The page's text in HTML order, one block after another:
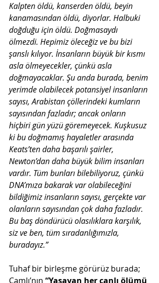
Kalpten öldü, kanserden öldü, beyin
kanamasından öldü, diyorlar. Halbuki
doğduğu için öldü. Doğmasaydı
ölmezdi. Hepimiz öleceğiz ve bu bizi
şanslı kılıyor. İnsanların büyük bir kısmı
asla ölmeyecekler, çünkü asla
doğmayacaklar. Şu anda burada, benim
yerimde olabilecek potansiyel insanların
sayısı, Arabistan çöllerindeki kumların
sayısından fazladır; ancak onların
hiçbiri gün yüzü göremeyecek. Kuşkusuz
ki bu doğmamış hayaletler arasında
Keats’ten daha başarılı şairler,
Newton’dan daha büyük bilim insanları
vardır. Tüm bunları bilebiliyoruz, çünkü
DNA’mıza bakarak var olabileceğini
bildiğimiz insanların sayısı, gerçekte var
olanların sayısından çok daha fazladır.
Bu baş döndürücü olasılıklara karşılık,
siz ve ben, tüm sıradanlığımızla,
buradayız.”
Tuhaf bir birleşme görürüz burada;
Çamlı’nın “Yaşayan her canlı ölümü